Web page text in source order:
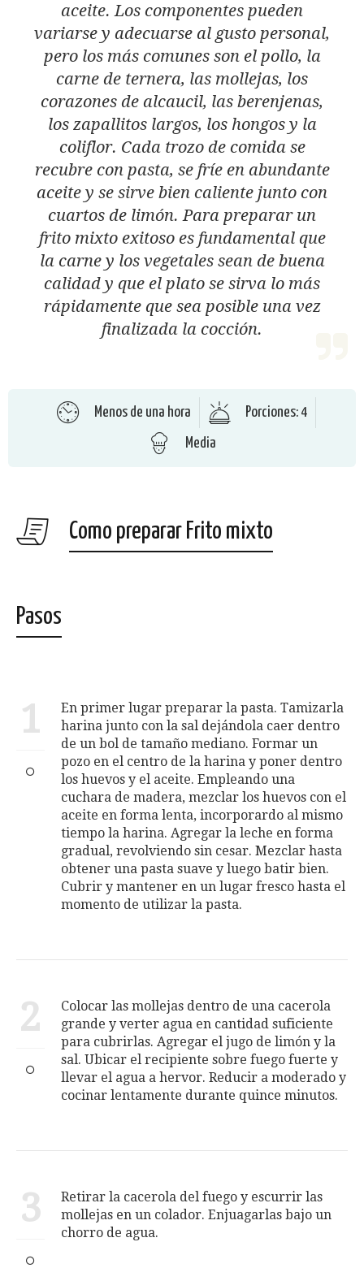
aceite. Los componentes pueden
variarse y adecuarse al gusto personal,
pero los más comunes son el pollo, la
carne de ternera, las mollejas, los
corazones de alcaucil, las berenjenas,
los zapallitos largos, los hongos y la
coliflor. Cada trozo de comida se
recubre con pasta, se fríe en abundante
aceite y se sirve bien caliente junto con
cuartos de limón. Para preparar un
frito mixto exitoso es fundamental que
la carne y los vegetales sean de buena
calidad y que el plato se sirva lo más
rápidamente que sea posible una vez
finalizada la cocción.
Menos de una hora
Porciones: 4
Media
Como preparar Frito mixto
Pasos
1
En primer lugar preparar la pasta. Tamizarla
harina junto con la sal dejándola caer dentro
de un bol de tamaño mediano. Formar un
pozo en el centro de la harina y poner dentro
los huevos y el aceite. Empleando una
cuchara de madera, mezclar los huevos con el
aceite en forma lenta, incorporardo al mismo
tiempo la harina. Agregar la leche en forma
gradual, revolviendo sin cesar. Mezclar hasta
obtener una pasta suave y luego batir bien.
Cubrir y mantener en un lugar fresco hasta el
momento de utilizar la pasta.
2
Colocar las mollejas dentro de una cacerola
grande y verter agua en cantidad suficiente
para cubrirlas. Agregar el jugo de limón y la
sal. Ubicar el recipiente sobre fuego fuerte y
llevar el agua a hervor. Reducir a moderado y
cocinar lentamente durante quince minutos.
3
Retirar la cacerola del fuego y escurrir las
mollejas en un colador. Enjuagarlas bajo un
chorro de agua.